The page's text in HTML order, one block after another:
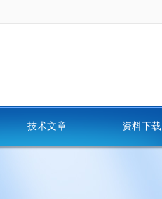
技术文章 资料下载